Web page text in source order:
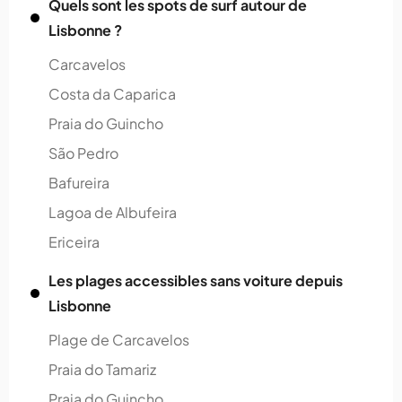
Quels sont les spots de surf autour de
Lisbonne ?
Carcavelos
Costa da Caparica
Praia do Guincho
São Pedro
Bafureira
Lagoa de Albufeira
Ericeira
Les plages accessibles sans voiture depuis
Lisbonne
Plage de Carcavelos
Praia do Tamariz